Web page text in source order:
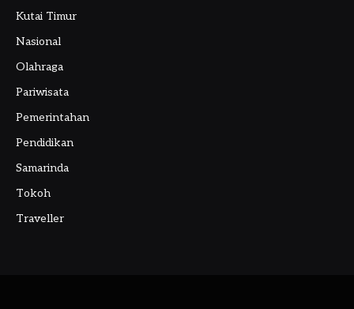
Kutai Timur
Nasional
Olahraga
Pariwisata
Pemerintahan
Pendidikan
Samarinda
Tokoh
Traveller